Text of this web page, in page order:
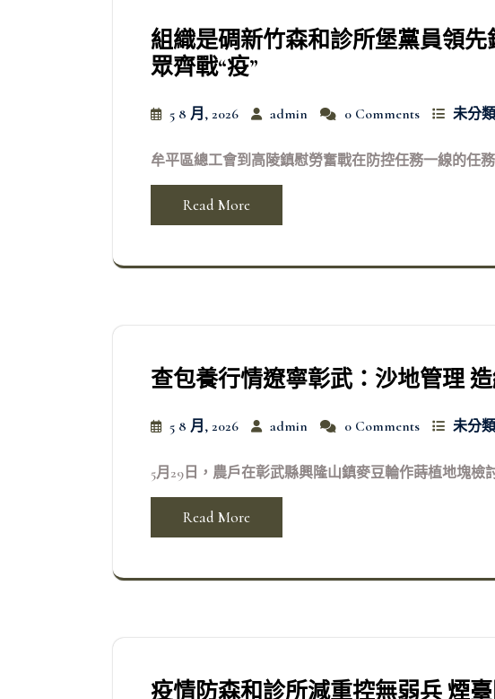
組織是碉新竹森和診所堡黨員領
眾齊戰“疫”
5 8 月, 2026 admin 0 Comments 未分類
牟平區總工會到高陵鎮慰勞奮戰在防控任務一線的任
Read More
查包養行情遼寧彰武：沙地管理
5 8 月, 2026 admin 0 Comments 未分類
5月29日，農戶在彰武縣興隆山鎮麥豆輪作蒔植地塊檢
Read More
疫情防森和診所減重控無弱兵 煙